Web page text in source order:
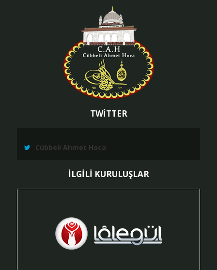
TWİTTER
Cübbeli Ahmet Hoca
İLGİLİ KURULUŞLAR